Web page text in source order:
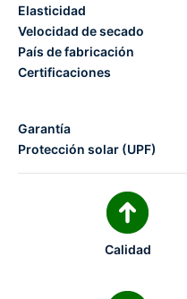
Elasticidad
Velocidad de secado
País de fabricación
Certificaciones
Garantía
Protección solar (UPF)
Calidad